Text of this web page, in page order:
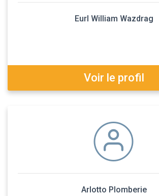
Eurl William Wazdrag
Voir le profil
Arlotto Plomberie